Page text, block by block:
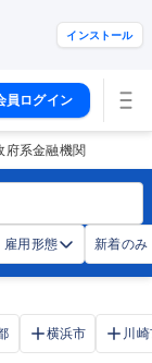
インストール
員ログイン
府系金融機関
雇用形態 新着のみ
横浜市 川